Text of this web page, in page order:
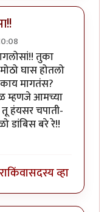
काका .byवेताळ
तुका
घास होतलो
काय मागतंस?
म्हणजे आमच्या
हंयसर चपाती-
डांबिस बरे रे!!
किंवासदस्य व्हा